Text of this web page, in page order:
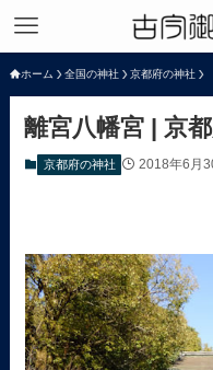
ホーム 全国の神社 京都府の神社
離宮八幡宮 | 京
京都府の神社 2018年6月